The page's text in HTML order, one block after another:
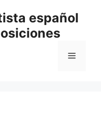
español
Menú